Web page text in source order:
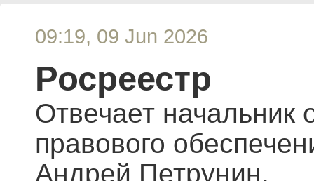
09:19, 09 Jun 2026
Росреестр
Отвечает начальник
правового
Андрей Петрунин.